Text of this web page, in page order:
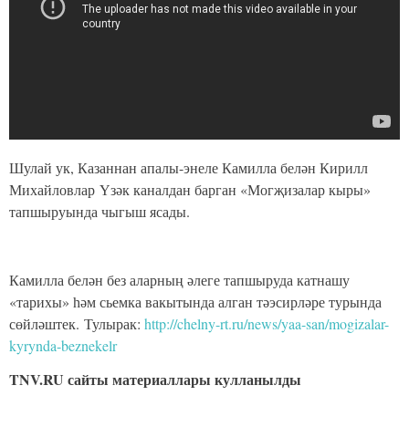
Шулай ук, Казаннан апалы-энеле Камилла белән Кирилл
Михайловлар Үзәк каналдан барган «Могҗизалар кыры»
тапшыруында чыгыш ясады.
Камилла белән без аларның әлеге тапшыруда катнашу
«тарихы» һәм сьемка вакытында алган тәэсирләре турында
сөйләштек. Тулырак: http://chelny-rt.ru/news/yaa-san/mogizalar-
kyrynda-beznekelr
TNV.RU сайты материаллары кулланылды